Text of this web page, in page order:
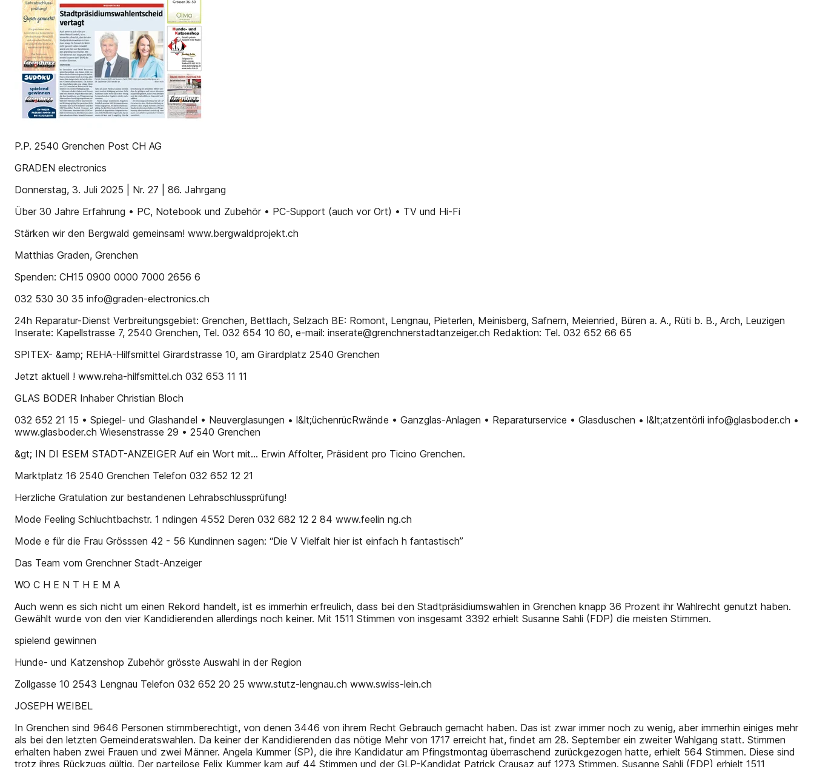
P.P. 2540 Grenchen Post CH AG
GRADEN electronics
Donnerstag, 3. Juli 2025 | Nr. 27 | 86. Jahrgang
Über 30 Jahre Erfahrung • PC, Notebook und Zubehör • PC-Support (auch vor Ort) • TV und Hi-Fi
Stärken wir den Bergwald gemeinsam! www.bergwaldprojekt.ch
Matthias Graden, Grenchen
Spenden: CH15 0900 0000 7000 2656 6
032 530 30 35 info@graden-electronics.ch
24h Reparatur-Dienst Verbreitungsgebiet: Grenchen, Bettlach, Selzach BE: Romont, Lengnau, Pieterlen, Meinisberg, Safnern, Meienried, Büren a. A., Rüti b. B., Arch, Leuzigen
Inserate: Kapellstrasse 7, 2540 Grenchen, Tel. 032 654 10 60, e-mail: inserate@grenchnerstadtanzeiger.ch Redaktion: Tel. 032 652 66 65
SPITEX- &amp; REHA-Hilfsmittel Girardstrasse 10, am Girardplatz 2540 Grenchen
Jetzt aktuell ! www.reha-hilfsmittel.ch 032 653 11 11
GLAS BODER Inhaber Christian Bloch
032 652 21 15 • Spiegel- und Glashandel • Neuverglasungen • l&lt;üchenrücRwände • Ganzglas-Anlagen • Reparaturservice • Glasduschen • l&lt;atzentörli info@glasboder.ch •
www.glasboder.ch Wiesenstrasse 29 • 2540 Grenchen
&gt; IN DI ESEM STADT-ANZEIGER Auf ein Wort mit... Erwin Affolter, Präsident pro Ticino Grenchen.
Marktplatz 16 2540 Grenchen Telefon 032 652 12 21
Herzliche Gratulation zur bestandenen Lehrabschlussprüfung!
Mode Feeling Schluchtbachstr. 1 ndingen 4552 Deren 032 682 12 2 84 www.feelin ng.ch
Mode e für die Frau Grösssen 42 - 56 Kundinnen sagen: “Die V Vielfalt hier ist einfach h fantastisch”
Das Team vom Grenchner Stadt-Anzeiger
WO C H E N T H E M A
Auch wenn es sich nicht um einen Rekord handelt, ist es immerhin erfreulich, dass bei den Stadtpräsidiumswahlen in Grenchen knapp 36 Prozent ihr Wahlrecht genutzt haben.
Gewählt wurde von den vier Kandidierenden allerdings noch keiner. Mit 1511 Stimmen von insgesamt 3392 erhielt Susanne Sahli (FDP) die meisten Stimmen.
spielend gewinnen
Hunde- und Katzenshop Zubehör grösste Auswahl in der Region
Zollgasse 10 2543 Lengnau Telefon 032 652 20 25 www.stutz-lengnau.ch www.swiss-lein.ch
JOSEPH WEIBEL
In Grenchen sind 9646 Personen stimmberechtigt, von denen 3446 von ihrem Recht Gebrauch gemacht haben. Das ist zwar immer noch zu wenig, aber immerhin einiges mehr
als bei den letzten Gemeinderatswahlen. Da keiner der Kandidierenden das nötige Mehr von 1717 erreicht hat, findet am 28. September ein zweiter Wahlgang statt. Stimmen
erhalten haben zwei Frauen und zwei Männer. Angela Kummer (SP), die ihre Kandidatur am Pfingstmontag überraschend zurückgezogen hatte, erhielt 564 Stimmen. Diese sind
trotz ihres Rückzugs gültig. Der parteilose Felix Kummer kam auf 44 Stimmen und der GLP-Kandidat Patrick Crausaz auf 1273 Stimmen. Susanne Sahli (FDP) erhielt 1511